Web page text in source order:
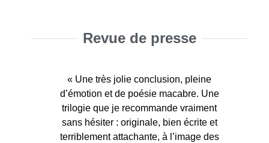
Revue de presse
« Une très jolie conclusion, pleine
d’émotion et de poésie macabre. Une
trilogie que je recommande vraiment
sans hésiter : originale, bien écrite et
terriblement attachante, à l’image des